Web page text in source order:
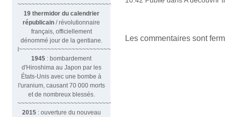
~~~~~~~~~~~~~~~~~~~~~~~~~~~~~~~~
19 thermidor du calendrier
républicain / révolutionnaire
français, officiellement
dénommé jour de la gentiane.
l~~~~~~~~~~~~~~~~~~~~~~~~~~~
1945 : bombardement
d'Hiroshima au Japon par les
États-Unis avec une bombe à
l'uranium, causant 70 000 morts
et de nombreux blessés.
~~~~~~~~~~~~~~~~~~~~~~~~~~~~~~~
2015 : ouverture du nouveau
Les commentaires sont